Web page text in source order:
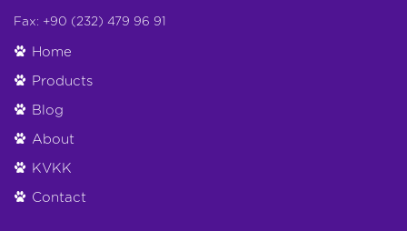
Fax: +90 (232) 479 96 91
Home
Products
Blog
About
KVKK
Contact